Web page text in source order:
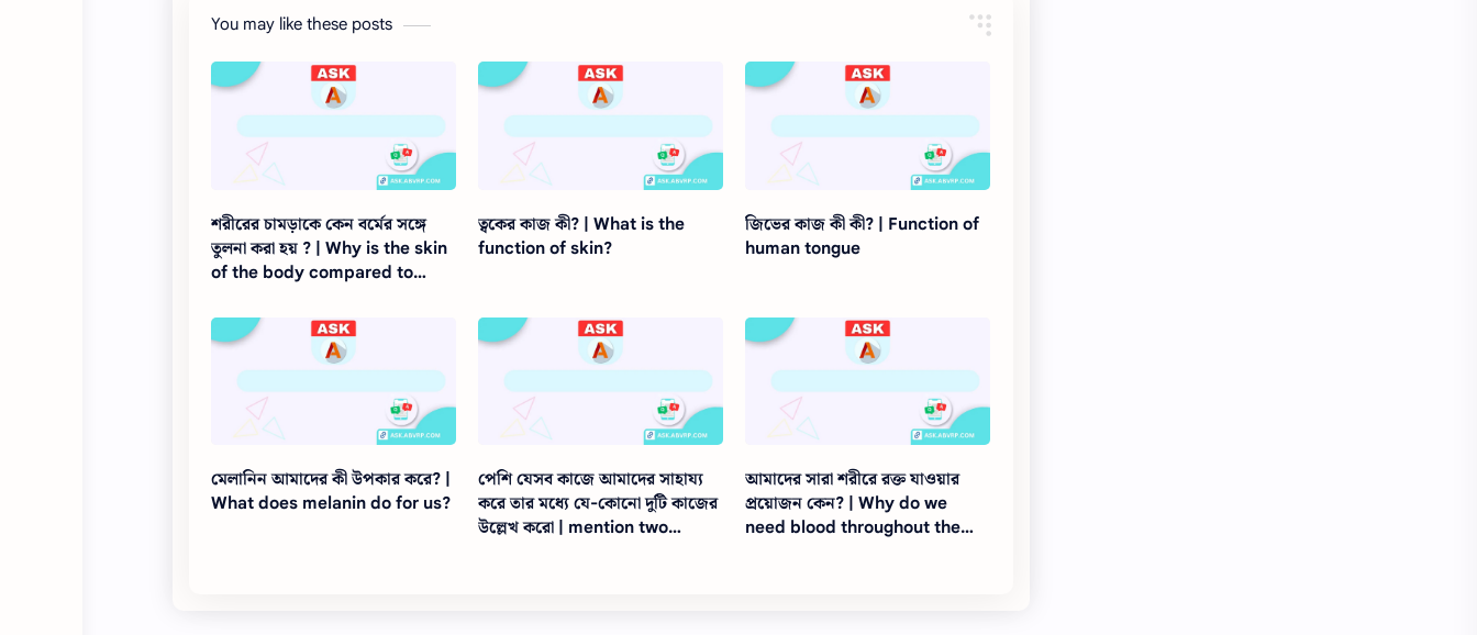
You may like these posts
শরীরের চামড়াকে কেন বর্মের সঙ্গে
তুলনা করা হয় ? | Why is the skin
of the body compared to
ত্বকের কাজ কী? | What is the
function of skin?
জিভের কাজ কী কী? | Function of
human tongue
মেলানিন আমাদের কী উপকার করে? |
What does melanin do for us?
পেশি যেসব কাজে আমাদের সাহায্য
করে তার মধ্যে যে-কোনো দুটি কাজের
উল্লেখ করো | mention two
আমাদের সারা শরীরে রক্ত যাওয়ার
প্রয়োজন কেন? | Why do we
need blood throughout the